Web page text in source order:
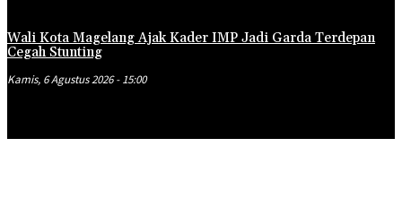
Wali Kota Magelang Ajak Kader IMP Jadi Garda Terdepan
Cegah Stunting
Kamis, 6 Agustus 2026 - 15:00